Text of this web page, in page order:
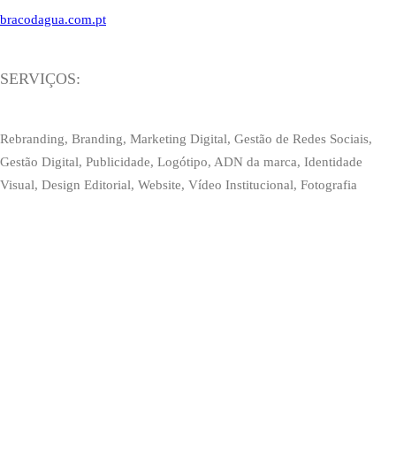
bracodagua.com.pt
SERVIÇOS:
Rebranding, Branding, Marketing Digital, Gestão de Redes Sociais,
Gestão Digital, Publicidade, Logótipo, ADN da marca, Identidade
Visual, Design Editorial, Website, Vídeo Institucional, Fotografia